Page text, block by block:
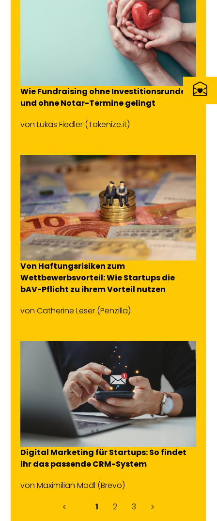
Wie Fundraising ohne Investitionsrunden
und ohne Notar-Termine gelingt
von Lukas Fiedler (Tokenize.it)
Von Haftungsrisiken zum
Wettbewerbsvorteil: Wie Startups die
bAV-Pflicht zu ihrem Vorteil nutzen
von Catherine Leser (Penzilla)
Digital Marketing für Startups: So findet
ihr das passende CRM-System
von Maximilian Modl (Brevo)
<
1 2 3 >